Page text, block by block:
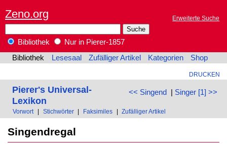
Zeno.org Erweiterte Suche
Bibliothek
Nur in Pierer-1857
Bibliothek
Lesesaal Zufälliger Artikel Kategorien Shop
DRUCKEN
<< Singend| Singer [1] >>
Pierer's Universal-
Lexikon
Vorwort Stichwörter Faksimiles Zufälliger Artikel
Singendregal